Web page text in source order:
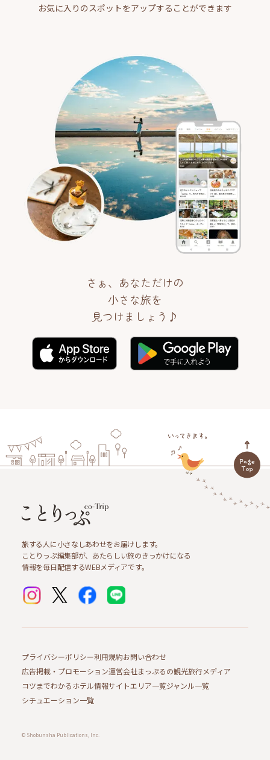
お気に入りのスポットをアップすることができます
さぁ、あなただけの
小さな旅を
見つけましょう♪
旅する人に小さなしあわせをお届けします。
ことりっぷ編集部が、あたらしい旅のきっかけになる
情報を毎日配信するWEBメディアです。
プライバシーポリシー利用規約お問い合わせ
広告掲載・プロモーション運営会社まっぷるの観光旅行メディア
コツまでわかるホテル情報サイトエリア一覧ジャンル一覧
シチュエーション一覧
© Shobunsha Publications, Inc.